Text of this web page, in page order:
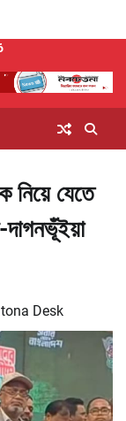
নিয়ে যেতে
দাগনভূঁইয়া
Desk